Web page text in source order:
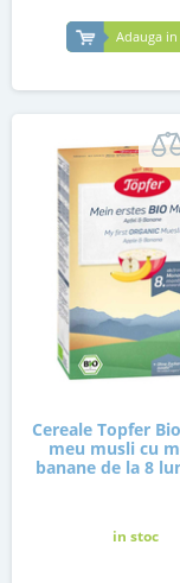
Adauga in
Cereale Topfer
meu musli cu
banane de la 8
in stoc